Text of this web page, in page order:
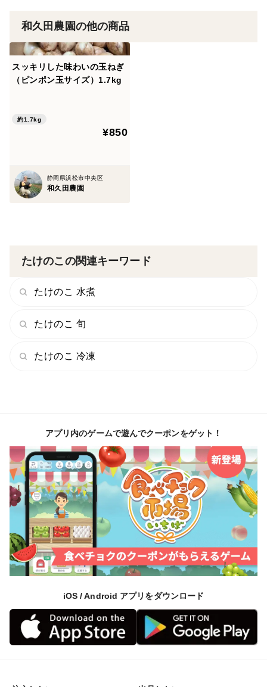
和久田農園の他の商品
スッキリした味わいの玉ねぎ
（ピンポン玉サイズ）1.7kg
約1.7kg
¥850
静岡県浜松市中央区
和久田農園
たけのこの関連キーワード
たけのこ 水煮
たけのこ 旬
たけのこ 冷凍
アプリ内のゲームで遊んでクーポンをゲット！
iOS / Android アプリをダウンロード